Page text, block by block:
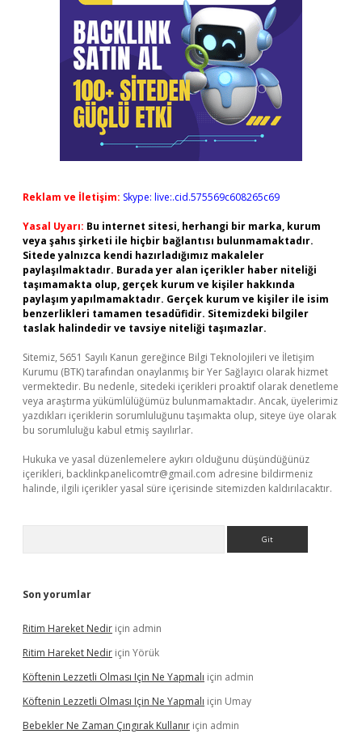
Reklam ve İletişim: Skype: live:.cid.575569c608265c69
Yasal Uyarı: Bu internet sitesi, herhangi bir marka, kurum
veya şahıs şirketi ile hiçbir bağlantısı bulunmamaktadır.
Sitede yalnızca kendi hazırladığımız makaleler
paylaşılmaktadır. Burada yer alan içerikler haber niteliği
taşımamakta olup, gerçek kurum ve kişiler hakkında
paylaşım yapılmamaktadır. Gerçek kurum ve kişiler ile isim
benzerlikleri tamamen tesadüfidir. Sitemizdeki bilgiler
taslak halindedir ve tavsiye niteliği taşımazlar.
Sitemiz, 5651 Sayılı Kanun gereğince Bilgi Teknolojileri ve İletişim
Kurumu (BTK) tarafından onaylanmış bir Yer Sağlayıcı olarak hizmet
vermektedir. Bu nedenle, sitedeki içerikleri proaktif olarak denetleme
veya araştırma yükümlülüğümüz bulunmamaktadır. Ancak, üyelerimiz
yazdıkları içeriklerin sorumluluğunu taşımakta olup, siteye üye olarak
bu sorumluluğu kabul etmiş sayılırlar.
Hukuka ve yasal düzenlemelere aykırı olduğunu düşündüğünüz
içerikleri, backlinkpanelicomtr@gmail.com adresine bildirmeniz
halinde, ilgili içerikler yasal süre içerisinde sitemizden kaldırılacaktır.
Son yorumlar
Ritim Hareket Nedir için admin
Ritim Hareket Nedir için Yörük
Köftenin Lezzetli Olması Için Ne Yapmalı için admin
Köftenin Lezzetli Olması Için Ne Yapmalı için Umay
Bebekler Ne Zaman Çıngırak Kullanır için admin